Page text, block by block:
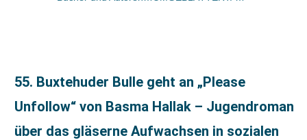
55. Buxtehuder Bulle geht an „Please
Unfollow“ von Basma Hallak – Jugendroman
über das gläserne Aufwachsen in sozialen